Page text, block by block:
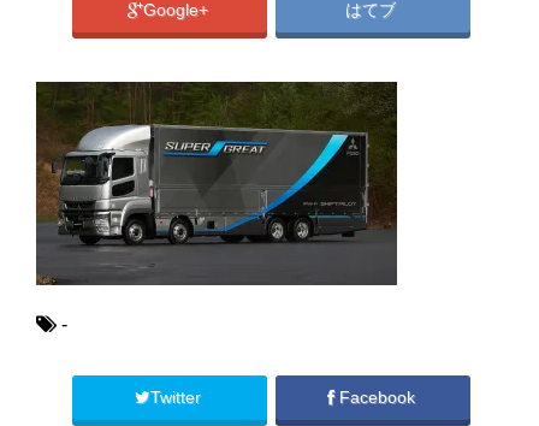
Google+ はてブ
-
Twitter Facebook